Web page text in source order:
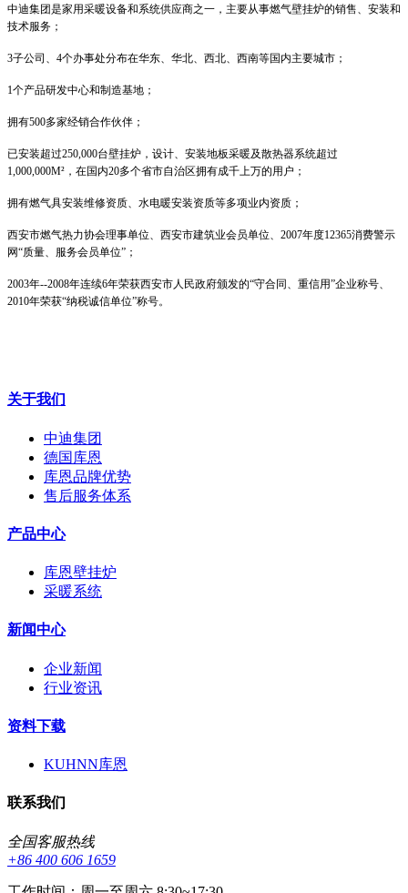
中迪集团是家用采暖设备和系统供应商之一，主要从事燃气壁挂炉的销售、安装和
技术服务；
3子公司、4个办事处分布在华东、华北、西北、西南等国内主要城市；
1个产品研发中心和制造基地；
拥有500多家经销合作伙伴；
已安装超过250,000台壁挂炉，设计、安装地板采暖及散热器系统超过
1,000,000M²，在国内20多个省市自治区拥有成千上万的用户；
拥有燃气具安装维修资质、水电暖安装资质等多项业内资质；
西安市燃气热力协会理事单位、西安市建筑业会员单位、2007年度12365消费警示
网“质量、服务会员单位”；
2003年--2008年连续6年荣获西安市人民政府颁发的“守合同、重信用”企业称号、
2010年荣获“纳税诚信单位”称号。
关于我们
中迪集团
德国库恩
库恩品牌优势
售后服务体系
产品中心
库恩壁挂炉
采暖系统
新闻中心
企业新闻
行业资讯
资料下载
KUHNN库恩
联系我们
全国客服热线
+86 400 606 1659